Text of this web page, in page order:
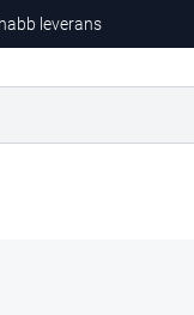
leverans